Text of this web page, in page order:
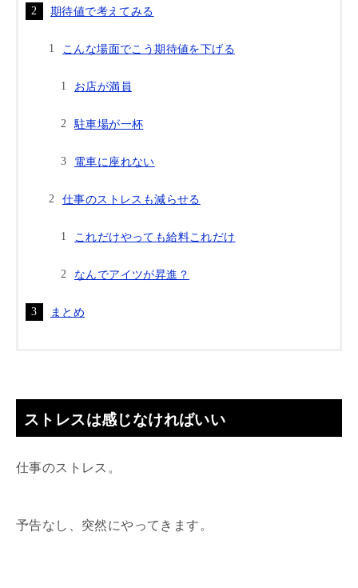
期待値で考えてみる
こんな場面でこう期待値を下げる
お店が満員
駐車場が一杯
電車に座れない
仕事のストレスも減らせる
これだけやっても給料これだけ
なんでアイツが昇進？
まとめ
ストレスは感じなければいい
仕事のストレス。
予告なし、突然にやってきます。